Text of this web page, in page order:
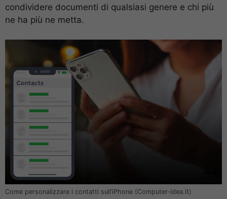
condividere documenti di qualsiasi genere e chi più
ne ha più ne metta.
Come personalizzare i contatti sull’iPhone (Computer-idea.it)